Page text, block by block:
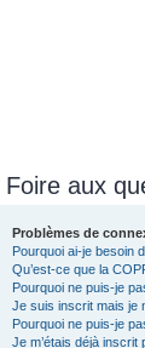
Foire aux
Problèmes de
Pourquoi ai-je besoin
Qu’est-ce que la
Pourquoi ne puis-je
Je suis inscrit mais je
Pourquoi ne puis-je
Je m’étais déjà